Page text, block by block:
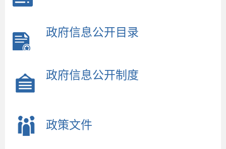
政府信息公开目录
政府信息公开制度
政策文件